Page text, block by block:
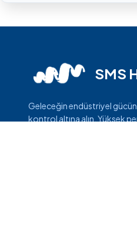
SMS
Geleceğin endüstriyel
kontrol altına alın. Yüksek